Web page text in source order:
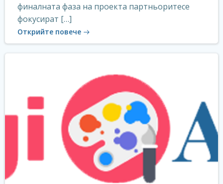
финалната фаза на проекта партньоритесе
фокусират […]
Открийте повече